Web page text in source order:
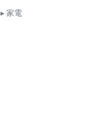
▸ 家電